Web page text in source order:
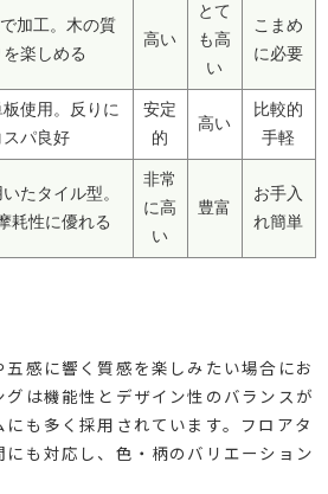
加工。木の質
楽しめる
高い
とて
も高
い
こまめ
に必要
使用。反りに
スパ良好
安定
的
高い
比較的
手軽
たタイル型。
耗性に優れる
非常
に高
い
豊富
お手入
れ簡単
感に響く質感を楽しみたい場合にお
は機能性とデザイン性のバランスが
も多く採用されています。フロアタ
も対応し、色・柄のバリエーション